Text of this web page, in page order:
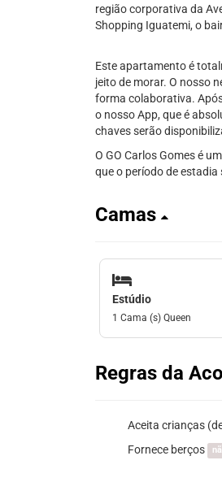
região corporativa da
Shopping Iguatemi, o
Este apartamento é
jeito de morar. O nosso
forma colaborativa.
o nosso App, que é
chaves serão
O GO Carlos Gomes é
que o período de estadia
Camas
Estúdio
1 Cama (s) Queen
Regras da
Aceita crianças
Fornece berços